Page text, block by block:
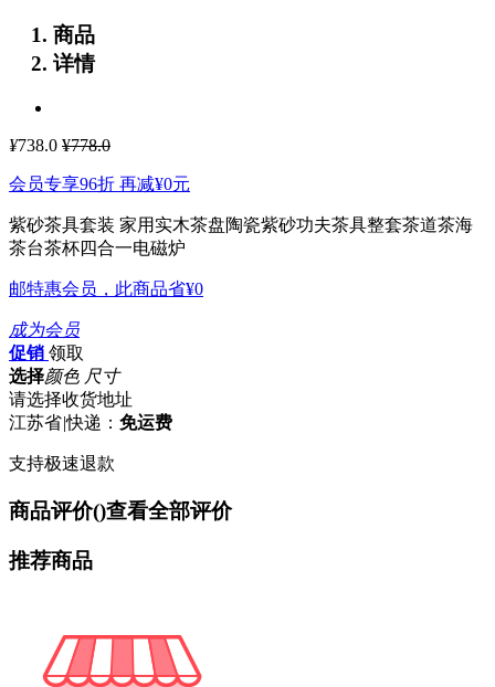
商品
详情
¥738.0 ¥778.0
会员专享96折 再减¥0元
紫砂茶具套装 家用实木茶盘陶瓷紫砂功夫茶具整套茶道茶海
茶台茶杯四合一电磁炉
邮特惠会员，此商品省¥0
成为会员
促销 领取
选择颜色 尺寸
请选择收货地址
江苏省|快递： 免运费
支持极速退款
商品评价()查看全部评价
推荐商品